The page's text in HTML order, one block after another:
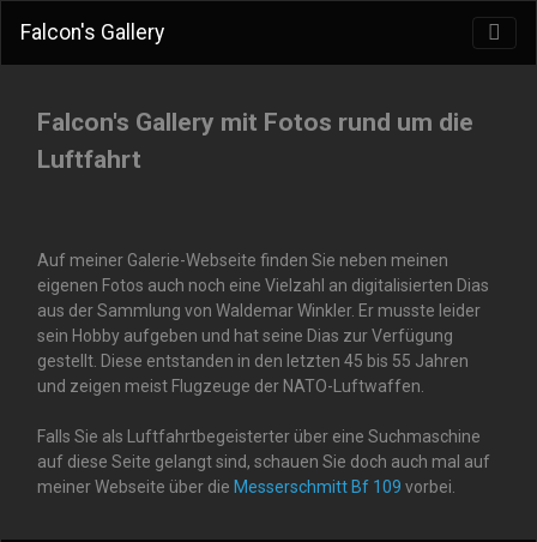
Falcon's Gallery
Falcon's Gallery mit Fotos rund um die
Luftfahrt
Auf meiner Galerie-Webseite finden Sie neben meinen
eigenen Fotos auch noch eine Vielzahl an digitalisierten Dias
aus der Sammlung von Waldemar Winkler. Er musste leider
sein Hobby aufgeben und hat seine Dias zur Verfügung
gestellt. Diese entstanden in den letzten 45 bis 55 Jahren
und zeigen meist Flugzeuge der NATO-Luftwaffen.
Falls Sie als Luftfahrtbegeisterter über eine Suchmaschine
auf diese Seite gelangt sind, schauen Sie doch auch mal auf
meiner Webseite über die Messerschmitt Bf 109 vorbei.